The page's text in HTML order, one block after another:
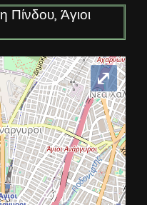
Άγιοι
⤢